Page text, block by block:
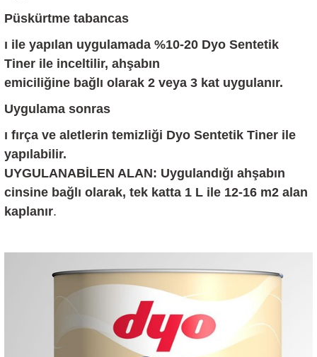
Püskürtme tabancas
ı ile yapılan uygulamada %10-20 Dyo Sentetik
Tiner ile inceltilir, ahşabın
emiciliğine bağlı olarak 2 veya 3 kat uygulanır.
Uygulama sonras
ı fırça ve aletlerin temizliği Dyo Sentetik Tiner ile
yapılabilir.
UYGULANABİLEN ALAN: Uygulandığı ahşabın
cinsine bağlı olarak, tek katta 1 L ile 12-16 m2 alan
kaplanır.